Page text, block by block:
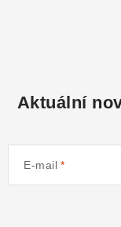
Aktuální
E-mail